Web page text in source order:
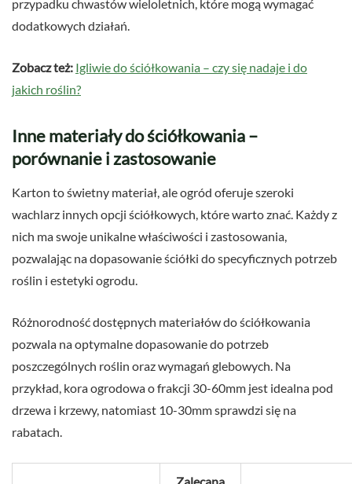
przypadku chwastów wieloletnich, które mogą wymagać
dodatkowych działań.
Zobacz też: Igliwie do ściółkowania – czy się nadaje i do
jakich roślin?
Inne materiały do ściółkowania –
porównanie i zastosowanie
Karton to świetny materiał, ale ogród oferuje szeroki
wachlarz innych opcji ściółkowych, które warto znać. Każdy z
nich ma swoje unikalne właściwości i zastosowania,
pozwalając na dopasowanie ściółki do specyficznych potrzeb
roślin i estetyki ogrodu.
Różnorodność dostępnych materiałów do ściółkowania
pozwala na optymalne dopasowanie do potrzeb
poszczególnych roślin oraz wymagań glebowych. Na
przykład, kora ogrodowa o frakcji 30-60mm jest idealna pod
drzewa i krzewy, natomiast 10-30mm sprawdzi się na
rabatach.